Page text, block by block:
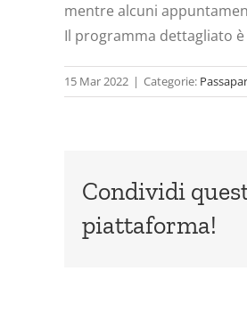
mentre alcuni
Il programma dettagliato
15 Mar 2022 | Categorie:
Condividi
piattaforma!